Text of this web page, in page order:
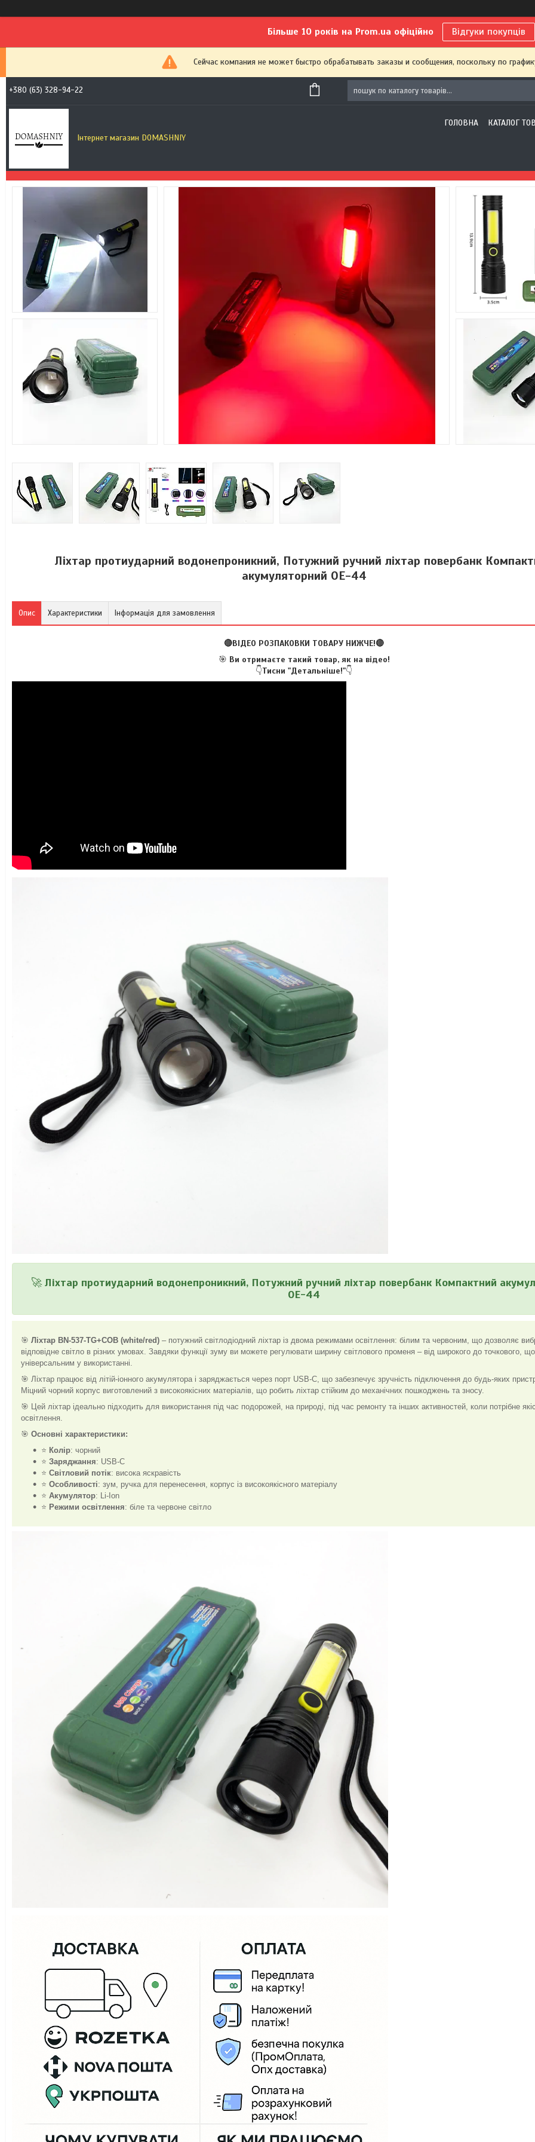
Більше 10 років на Prom.ua офіційно Відгуки покупців
Сейчас компания не может быстро обрабатывать заказы и сообщения, поскольку по
+380 (63) 328-94-22
Інтернет магазин DOMASHNIY
ГОЛОВНА КАТАЛОГ
Ліхтар протиударний водонепроникний, Потужний ручний ліхтар повербанк
акумуляторний OE-44
Опис Характеристики Інформація для замовлення
🔴ВІДЕО РОЗПАКОВКИ ТОВАРУ НИЖЧЕ!🔴
🎯 Ви отримаєте такий товар, як на відео!
👇Тисни "Детальніше!"👇
🚀 Ліхтар протиударний водонепроникний, Потужний ручний ліхтар повербанк Компактний
OE-44
🎯 Ліхтар BN-537-TG+COB (white/red) – потужний світлодіодний ліхтар із двома режимами освітлення: білим та червоним, що дозволяє
відповідне світло в різних умовах. Завдяки функції зуму ви можете регулювати ширину світлового променя – від широкого до точкового,
універсальним у використанні.
🎯 Ліхтар працює від літій-іонного акумулятора і заряджається через порт USB-C, що забезпечує зручність підключення до будь-яких
Міцний чорний корпус виготовлений з високоякісних матеріалів, що робить ліхтар стійким до механічних пошкоджень та зносу.
🎯 Цей ліхтар ідеально підходить для використання під час подорожей, на природі, під час ремонту та інших активностей, коли потрібне
освітлення.
🎯 Основні характеристики:
⭐ Колір: чорний
⭐ Заряджання: USB-C
⭐ Світловий потік: висока яскравість
⭐ Особливості: зум, ручка для перенесення, корпус із високоякісного матеріалу
⭐ Акумулятор: Li-Ion
⭐ Режими освітлення: біле та червоне світло